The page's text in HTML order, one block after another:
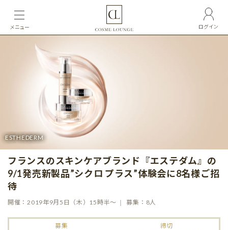
ログイン
メニュー
ESTHEDERM
フランスのスキンケアブランド『エステダム』の
9/1発売新製品”シクロ プラス”体験会に8名様ご招
待
開催：2019年9月5日（木）15時半〜 募集：8人
募集 締切